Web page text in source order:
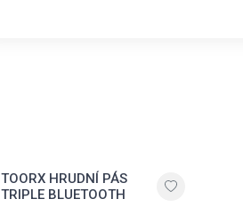
TOORX HRUDNÍ PÁS
TRIPLE BLUETOOTH